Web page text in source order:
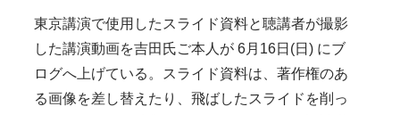
東京講演で使用したスライド資料と聴講者が撮影
した講演動画を吉田氏ご本人が 6月16日(日) にブ
ログへ上げている。スライド資料は、著作権のあ
る画像を差し替えたり、飛ばしたスライドを削っ